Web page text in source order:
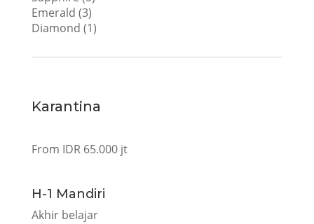
Emerald (3)
Diamond (1)
Karantina
From IDR 65.000 jt
H-1 Mandiri
Akhir belajar